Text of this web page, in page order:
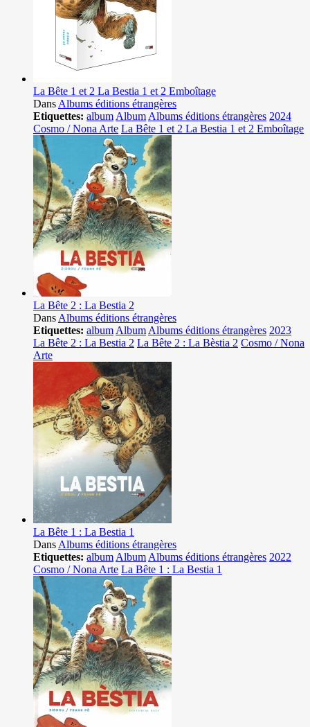
La Bête 1 et 2 La Bestia 1 et 2 Emboîtage
DansAlbums éditions étrangères
Etiquettes: albumAlbumAlbums éditions étrangères 2024
Cosmo / Nona Arte La Bête 1 et 2 La Bestia 1 et 2 Emboîtage
La Bête 2 : La Bestia 2
DansAlbums éditions étrangères
Etiquettes: albumAlbumAlbums éditions étrangères 2023
La Bête 2 : La Bestia 2 La Bête 2 : La Bèstia 2 Cosmo / Nona
Arte
La Bête 1 : La Bestia 1
DansAlbums éditions étrangères
Etiquettes: albumAlbumAlbums éditions étrangères 2022
Cosmo / Nona Arte La Bête 1 : La Bestia 1